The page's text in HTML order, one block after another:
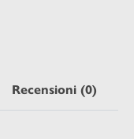
Recensioni (0)